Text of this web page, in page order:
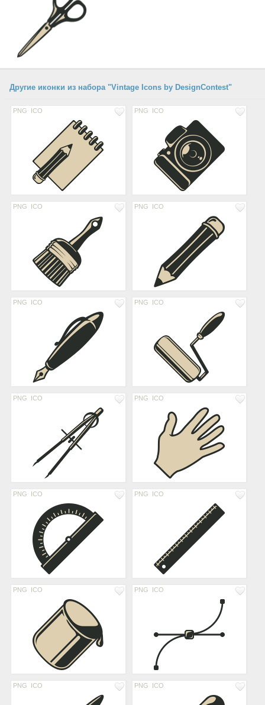
Другие иконки из набора "Vintage Icons by DesignContest"
PNG ICO PNG ICO
PNG ICO PNG ICO
PNG ICO PNG ICO
PNG ICO PNG ICO
PNG ICO PNG ICO
PNG ICO PNG ICO
PNG ICO PNG ICO